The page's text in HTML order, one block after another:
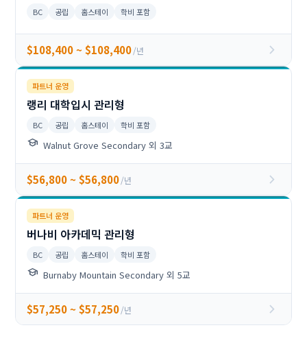
BC 공립 홈스테이 학비 포함
$108,400 ~ $108,400/년 chevron_right
파트너 운영
랭리 대학입시 관리형
BC 공립 홈스테이 학비 포함
school Walnut Grove Secondary 외 3교
$56,800 ~ $56,800/년 chevron_right
파트너 운영
버나비 아카데믹 관리형
BC 공립 홈스테이 학비 포함
school Burnaby Mountain Secondary 외 5교
$57,250 ~ $57,250/년 chevron_right